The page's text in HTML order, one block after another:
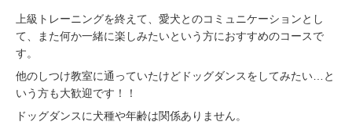
上級トレーニングを終えて、愛犬とのコミュニケーションとし
て、また何か一緒に楽しみたいという方におすすめのコースで
す。
他のしつけ教室に通っていたけどドッグダンスをしてみたい…と
いう方も大歓迎です！！
ドッグダンスに犬種や年齢は関係ありません。